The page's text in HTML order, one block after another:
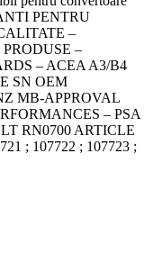
PENTRU
–
–
– ACEA A3/B4
SN OEM
MB-APPROVAL
– PSA
RN0700 ARTICLE
; 107722 ; 107723 ;